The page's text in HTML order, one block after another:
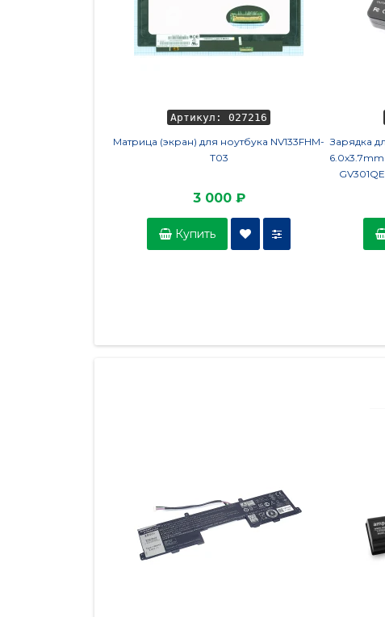
Артикул: 027216
Матрица (экран) для ноутбука NV133FHM-
T03
3 000 ₽
Купить
Зарядка
6.0х3.7mm